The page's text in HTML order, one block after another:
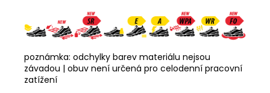
poznámka: odchylky barev materiálu nejsou
závadou | obuv není určená pro celodenní pracovní
zatížení